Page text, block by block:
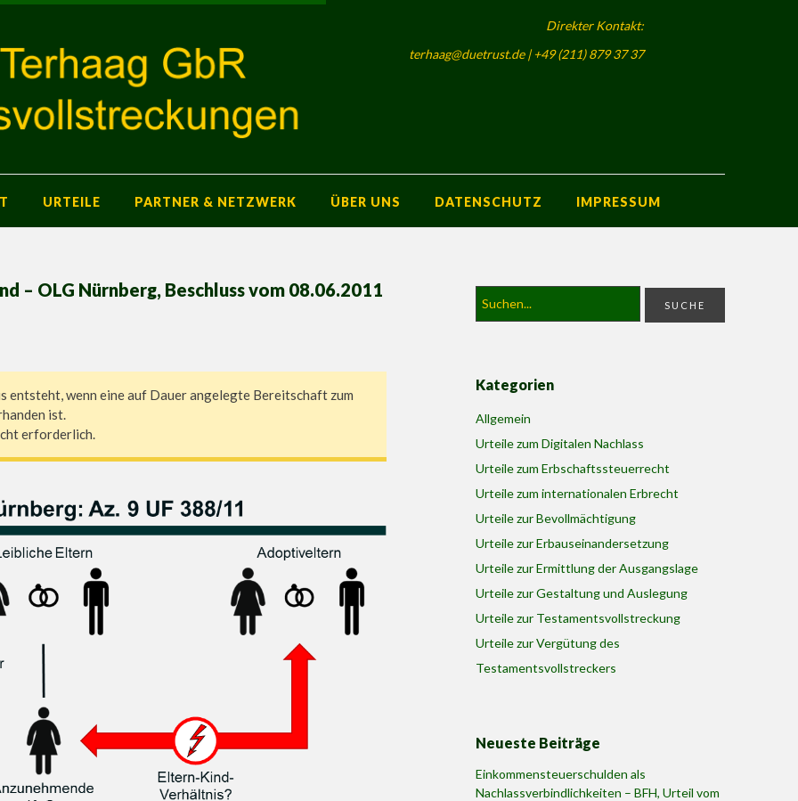
Direkter Kontakt:
terhaag@duetrust.de | +49 (211) 879 37 37
URTEILE PARTNER & NETZWERK ÜBER UNS DATENSCHUTZ IMPRESSUM
– OLG Nürnberg, Beschluss vom 08.06.2011
entsteht, wenn eine auf Dauer angelegte Bereitschaft zum
ist.
erforderlich.
Kategorien
Allgemein
Urteile zum Digitalen Nachlass
Urteile zum Erbschaftssteuerrecht
Urteile zum internationalen Erbrecht
Urteile zur Bevollmächtigung
Urteile zur Erbauseinandersetzung
Urteile zur Ermittlung der Ausgangslage
Urteile zur Gestaltung und Auslegung
Urteile zur Testamentsvollstreckung
Urteile zur Vergütung des
Testamentsvollstreckers
Neueste Beiträge
Einkommensteuerschulden als
Nachlassverbindlichkeiten – BFH, Urteil vom